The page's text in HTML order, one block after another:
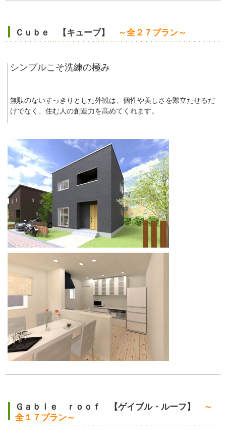
Ｃｕｂｅ 【キューブ】 ～全２７プラン～
シンプルこそ洗練の極み
無駄のないすっきりとした外観は、個性や美しさを際立たせるだ
けでなく、住む人の創造力を高めてくれます。
Ｇａｂｌｅ ｒｏｏｆ 【ゲイブル・ルーフ】
～
全１７プラン～